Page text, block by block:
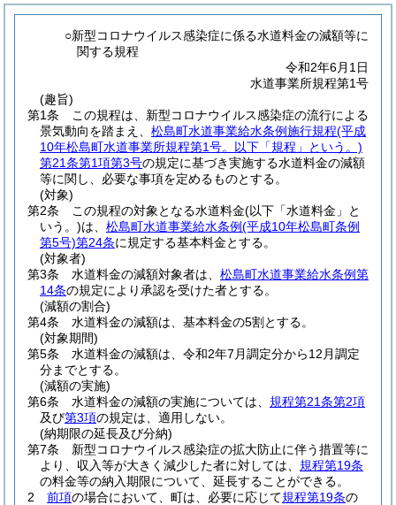
○新型コロナウイルス感染症に係る水道料金の減額等に
関する規程
令和2年6月1日
水道事業所規程第1号
(趣旨)
第1条
この規程は、新型コロナウイルス感染症の流行による
景気動向を踏まえ、 松島町水道事業給水条例施行規程(平成
10年松島町水道事業所規程第1号。以下「規程」という。)
第21条第1項第3号の規定に基づき実施する水道料金の減額
等に関し、必要な事項を定めるものとする。
(対象)
第2条
この規程の対象となる水道料金(以下「水道料金」と
いう。)は、 松島町水道事業給水条例(平成10年松島町条例
第5号)第24条に規定する基本料金とする。
(対象者)
第3条
水道料金の減額対象者は、 松島町水道事業給水条例第
14条の規定により承認を受けた者とする。
(減額の割合)
第4条
水道料金の減額は、基本料金の5割とする。
(対象期間)
第5条
水道料金の減額は、令和2年7月調定分から12月調定
分までとする。
(減額の実施)
第6条
水道料金の減額の実施については、 規程第21条第2項
及び第3項の規定は、適用しない。
(納期限の延長及び分納)
第7条
新型コロナウイルス感染症の拡大防止に伴う措置等に
より、収入等が大きく減少した者に対しては、 規程第19条
の料金等の納入期限について、延長することができる。
2
前項の場合において、町は、必要に応じて規程第19条の